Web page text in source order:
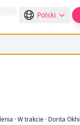
Polski
·W trakcie · Dorita